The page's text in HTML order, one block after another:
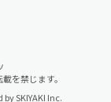
を禁じます。
bySKIYAKI Inc.